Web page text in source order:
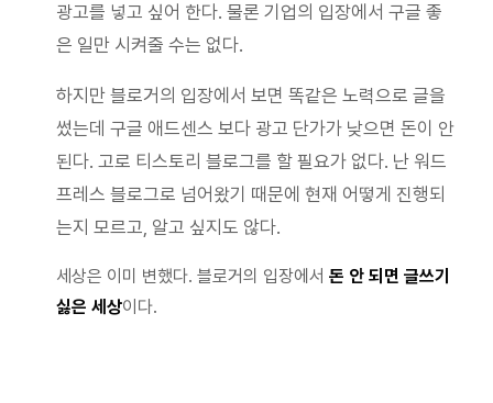
광고를 넣고 싶어 한다. 물론 기업의 입장에서 구글 좋
은 일만 시켜줄 수는 없다.
하지만 블로거의 입장에서 보면 똑같은 노력으로 글을
썼는데 구글 애드센스 보다 광고 단가가 낮으면 돈이 안
된다. 고로 티스토리 블로그를 할 필요가 없다. 난 워드
프레스 블로그로 넘어왔기 때문에 현재 어떻게 진행되
는지 모르고, 알고 싶지도 않다.
세상은 이미 변했다. 블로거의 입장에서 돈 안 되면 글쓰기
싫은 세상이다.